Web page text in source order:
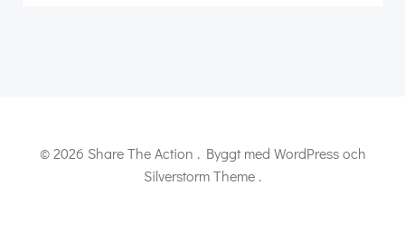
© 2026 Share The Action . Byggt med WordPress och
Silverstorm Theme .